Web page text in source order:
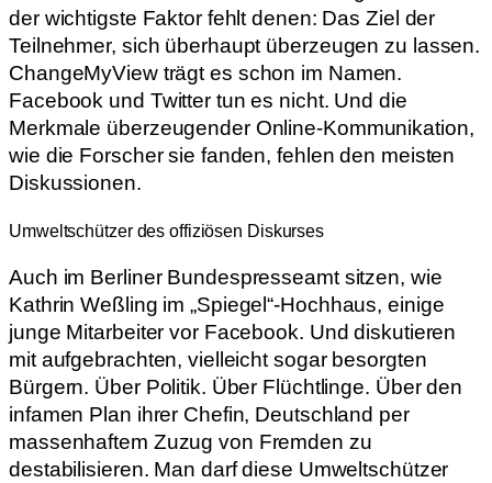
der wichtigste Faktor fehlt denen: Das Ziel der
Teilnehmer, sich überhaupt überzeugen zu lassen.
ChangeMyView trägt es schon im Namen.
Facebook und Twitter tun es nicht. Und die
Merkmale überzeugender Online-Kommunikation,
wie die Forscher sie fanden, fehlen den meisten
Diskussionen.
Umweltschützer des offiziösen Diskurses
Auch im Berliner Bundespresseamt sitzen, wie
Kathrin Weßling im „Spiegel“-Hochhaus, einige
junge Mitarbeiter vor Facebook. Und diskutieren
mit aufgebrachten, vielleicht sogar besorgten
Bürgern. Über Politik. Über Flüchtlinge. Über den
infamen Plan ihrer Chefin, Deutschland per
massenhaftem Zuzug von Fremden zu
destabilisieren. Man darf diese Umweltschützer